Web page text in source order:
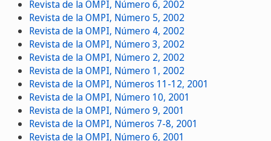
Revista de la OMPI, Número 6, 2002
Revista de la OMPI, Número 5, 2002
Revista de la OMPI, Número 4, 2002
Revista de la OMPI, Número 3, 2002
Revista de la OMPI, Número 2, 2002
Revista de la OMPI, Número 1, 2002
Revista de la OMPI, Números 11-12, 2001
Revista de la OMPI, Número 10, 2001
Revista de la OMPI, Número 9, 2001
Revista de la OMPI, Números 7-8, 2001
Revista de la OMPI, Número 6, 2001